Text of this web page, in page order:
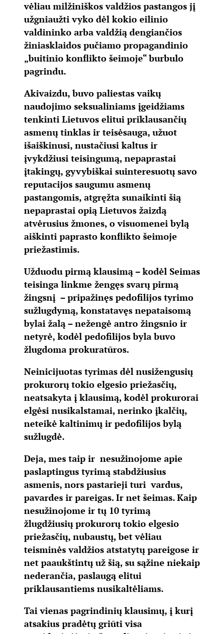
vėliau milžiniškos valdžios pastangos jį
užgniaužti vyko dėl kokio eilinio
valdininko arba valdžią dengiančios
žiniasklaidos pučiamo propagandinio
„buitinio konflikto šeimoje“ burbulo
pagrindu.
Akivaizdu, buvo paliestas vaikų
naudojimo seksualiniams įgeidžiams
tenkinti Lietuvos elitui priklausančių
asmenų tinklas ir teisėsauga, užuot
išaiškinusi, nustačiusi kaltus ir
įvykdžiusi teisingumą, nepaprastai
įtakingų, gyvybiškai suinteresuotų savo
reputacijos saugumu asmenų
pastangomis, atgręžta sunaikinti šią
nepaprastai opią Lietuvos žaizdą
atvėrusius žmones, o visuomenei bylą
aiškinti paprasto konflikto šeimoje
priežastimis.
Užduodu pirmą klausimą – kodėl Seimas
teisinga linkme žengęs svarų pirmą
žingsnį – pripažinęs pedofilijos tyrimo
sužlugdymą, konstatavęs nepataisomą
bylai žalą – nežengė antro žingsnio ir
netyrė, kodėl pedofilijos byla buvo
žlugdoma prokuratūros.
Neinicijuotas tyrimas dėl nusižengusių
prokurorų tokio elgesio priežasčių,
neatsakyta į klausimą, kodėl prokurorai
elgėsi nusikalstamai, nerinko įkalčių,
neteikė kaltinimų ir pedofilijos bylą
sužlugdė.
Deja, mes taip ir nesužinojome apie
paslaptingus tyrimą stabdžiusius
asmenis, nors pastarieji turi vardus,
pavardes ir pareigas. Ir net šeimas. Kaip
nesužinojome ir tų 10 tyrimą
žlugdžiusių prokurorų tokio elgesio
priežasčių, nubaustų, bet vėliau
teisminės valdžios atstatytų pareigose ir
net paaukštintų už šią, su sąžine niekaip
nederančia, paslaugą elitui
priklausantiems nusikaltėliams.
Tai vienas pagrindinių klausimų, į kurį
atsakius pradėtų griūti visa